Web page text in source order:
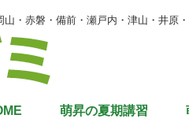
山・赤磐・備前・瀬戸内・津山・井原
萌昇の夏期講習